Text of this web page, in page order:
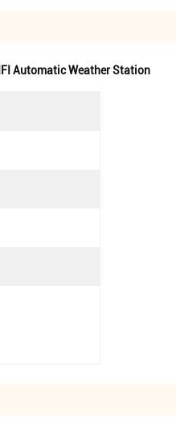
Automatic Weather Station